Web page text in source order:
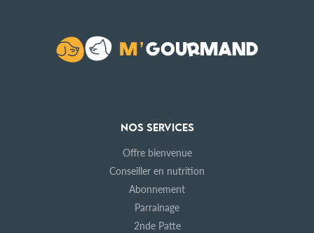
NOS SERVICES
Offre bienvenue
Conseiller en nutrition
Abonnement
Parrainage
2nde Patte